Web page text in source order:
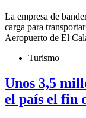
La empresa de
carga para
Aeropuerto de El
Turismo
Unos 3,5
el país el fin